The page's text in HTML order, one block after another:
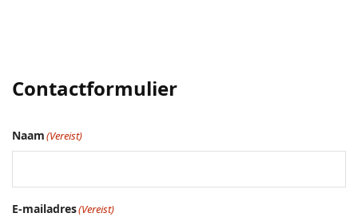
Contactformulier
Naam(Vereist)
E-mailadres(Vereist)